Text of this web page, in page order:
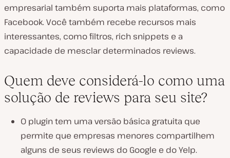
empresarial também suporta mais plataformas, como
Facebook. Você também recebe recursos mais
interessantes, como filtros, rich snippets e a
capacidade de mesclar determinados reviews.
Quem deve considerá-lo como uma
solução de reviews para seu site?
O plugin tem uma versão básica gratuita que
permite que empresas menores compartilhem
alguns de seus reviews do Google e do Yelp.